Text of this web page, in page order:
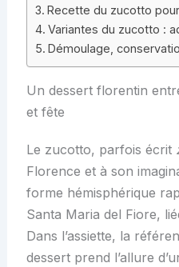
Recette du zucotto
Variantes du zucotto :
Démoulage,
Un dessert florentin
et fête
Le zucotto, parfois écrit
Florence et à son
forme hémisphérique
Santa Maria del Fiore,
Dans l’assiette, la
dessert prend l’allure